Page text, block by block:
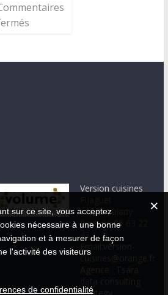
Version cuisines
12330 Valady
Port. 06 08 63 22
43
Email:version-
cuisines@orange.fr
sur ce site, vous acceptez
nécessaire à une bonne
et à mesurer de façon
l'activité des visiteurs
de confidentialité